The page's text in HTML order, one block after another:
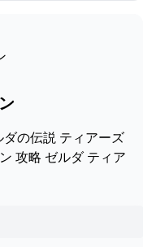
の伝説 ティアーズ
攻略 ゼルダ ティア